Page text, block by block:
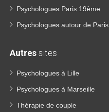
Psychologues Paris 19ème
Psychologues autour de Paris
Autressites
Psychologues à Lille
Psychologues à Marseille
Thérapie de couple